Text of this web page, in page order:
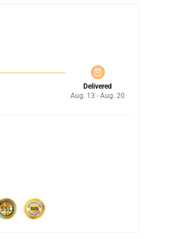
Delivered
Aug. 13 - Aug. 20